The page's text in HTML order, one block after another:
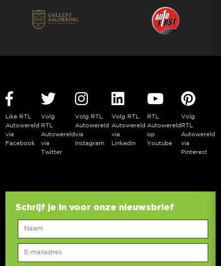
Like RTL
Autowereld
via
Facebook
Volg
RTL
Autowereld
via
Twitter
Volg RTL
Autowereld
via
Instagram
Volg RTL
Autowereld
via
Linkedin
RTL
Autowereld
op
Youtube
Volg
RTL
Autowereld
via
Pinterest
Schrijf je in voor onze nieuwsbrief